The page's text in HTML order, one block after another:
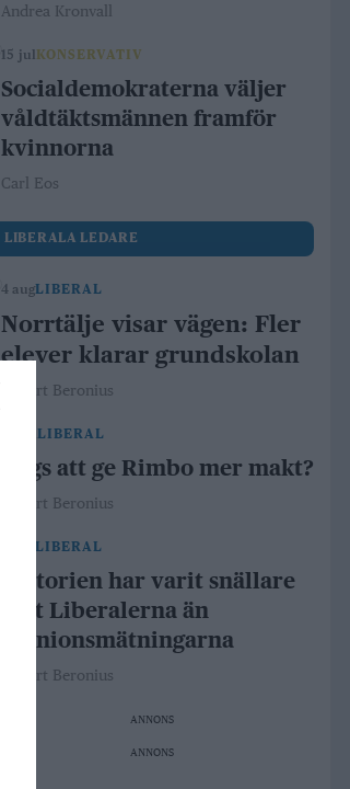
Andrea Kronvall
15 jul KONSERVATIV
Socialdemokraterna väljer
våldtäktsmännen framför
kvinnorna
Carl Eos
LIBERALA LEDARE
4 augLIBERAL
Norrtälje visar vägen: Fler
elever klarar grundskolan
Robert Beronius
29 julLIBERAL
Dags att ge Rimbo mer makt?
Robert Beronius
LIBERAL
Historien har varit snällare
mot Liberalerna än
opinionsmätningarna
Robert Beronius
ANNONS
ANNONS